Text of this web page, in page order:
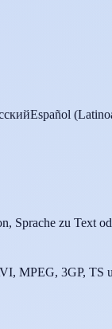
Español
Sprache zu
MPEG, 3GP, TS